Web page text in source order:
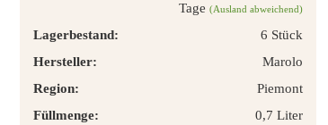
Tage (Ausland abweichend)
Lagerbestand: 6 Stück
Hersteller:
Marolo
Region:
Piemont
Füllmenge:
0,7 Liter